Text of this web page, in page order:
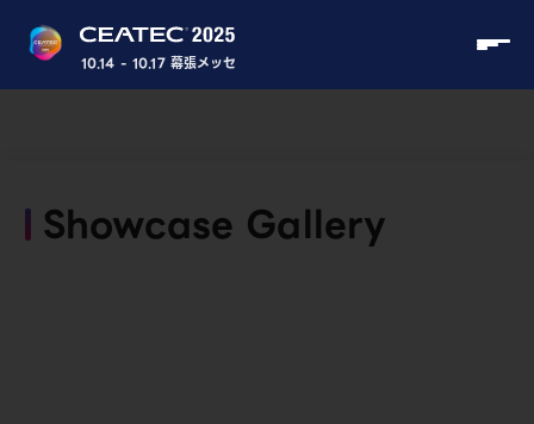
10.14 - 10.17 幕張メッセ
Showcase Gallery